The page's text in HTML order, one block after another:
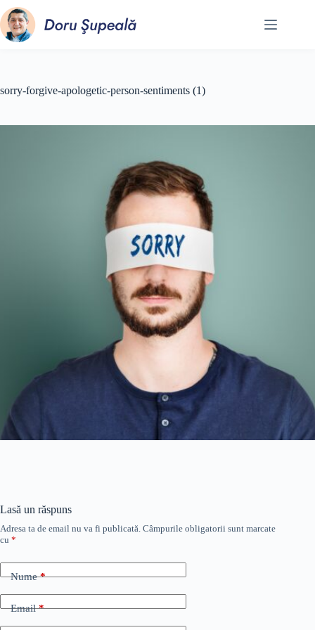
Sari
la
conținut
sorry-forgive-apologetic-person-sentiments (1)
Lasă un răspuns
Adresa ta de email nu va fi publicată. Câmpurile obligatorii sunt marcate
cu *
Nume*
Email*